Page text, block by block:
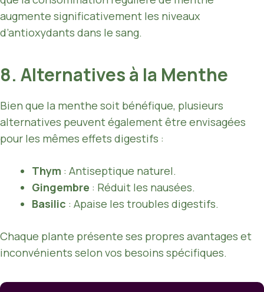
augmente significativement les niveaux
d’antioxydants dans le sang.
8. Alternatives à la Menthe
Bien que la menthe soit bénéfique, plusieurs
alternatives peuvent également être envisagées
pour les mêmes effets digestifs :
Thym : Antiseptique naturel.
Gingembre : Réduit les nausées.
Basilic : Apaise les troubles digestifs.
Chaque plante présente ses propres avantages et
inconvénients selon vos besoins spécifiques.